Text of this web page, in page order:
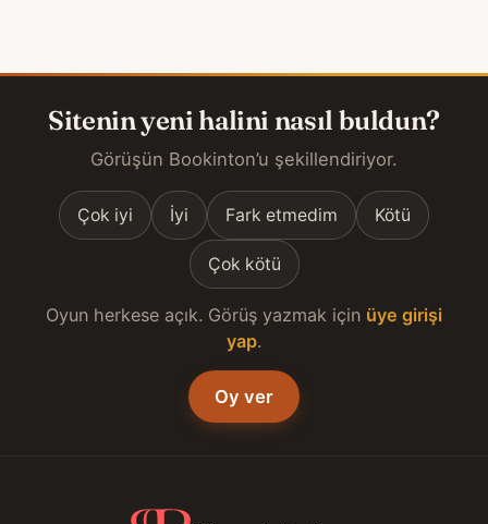
Sitenin yeni halini nasıl buldun?
Görüşün Bookinton’u şekillendiriyor.
Çok iyi İyi Fark etmedim Kötü
Çok kötü
Oyun herkese açık. Görüş yazmak için üye girişi
yap.
Oy ver